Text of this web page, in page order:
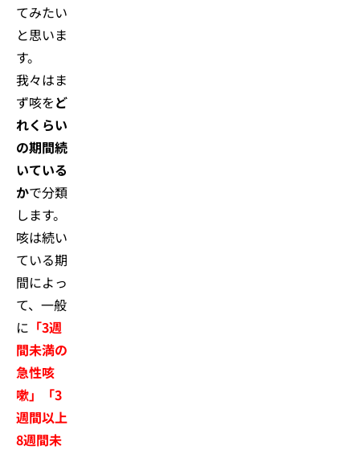
てみたい
と思いま
す。
我々はま
ず咳をど
れくらい
の期間続
いている
かで分類
します。
咳は続い
ている期
間によっ
て、一般
に 「3週
間未満の
急性咳
嗽」「3
週間以上
8週間未